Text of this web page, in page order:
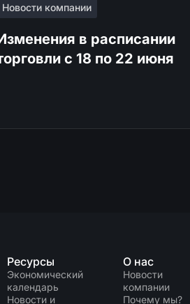
Новости компании
в расписании
c 18 по 22 июня
Ресурсы
Экономический
календарь
Новости и
О нас
Новости
компании
Почему мы?